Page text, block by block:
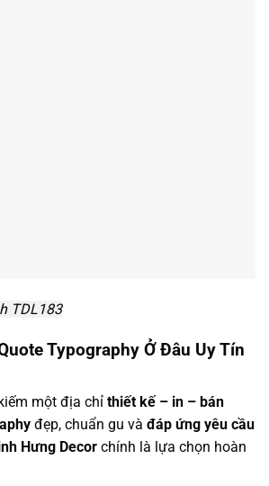
TDL183
Typography Ở Đâu Uy Tín
một địa chỉ thiết kế – in – bán
đẹp, chuẩn gu và đáp ứng yêu cầu
Hưng Decor chính là lựa chọn hoàn